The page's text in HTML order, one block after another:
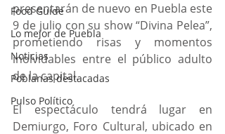
Food Guide
Lo mejor de Puebla
Noticias
Poblanas destacadas
Pulso Político
presentarán de nuevo en Puebla este
9 de julio con su show “Divina Pelea”,
prometiendo risas y momentos
inolvidables entre el público adulto
de la capital.
El espectáculo tendrá lugar en
Demiurgo, Foro Cultural, ubicado en